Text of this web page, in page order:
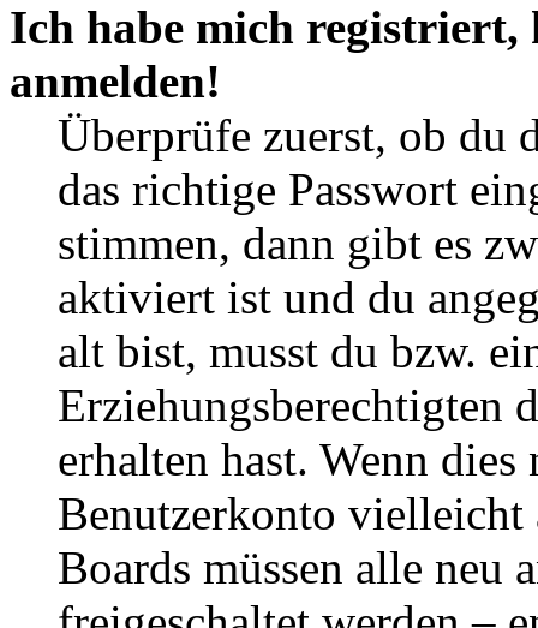
Ich habe mich
anmelden!
Überprüfe zuerst, ob du
das richtige Passwort
stimmen, dann gibt es
aktiviert ist und du
alt bist, musst du bzw.
Erziehungsberechtigten
erhalten hast. Wenn
Benutzerkonto
Boards müssen alle neu